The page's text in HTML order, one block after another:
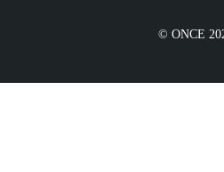
© ONCE